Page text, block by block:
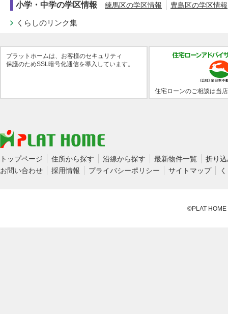
小学・中学の学区情報 練馬区の学区情報 豊島区の学区情報
くらしのリンク集
プラットホームは、お客様のセキュリティ
保護のためSSL暗号化通信を導入しています。
住宅ローンのご相談は当
トップページ 住所から探す 沿線から探す 最新物件一覧
折り
お問い合わせ
採用情報 プライバシーポリシー サイトマップ
©PLAT HOME